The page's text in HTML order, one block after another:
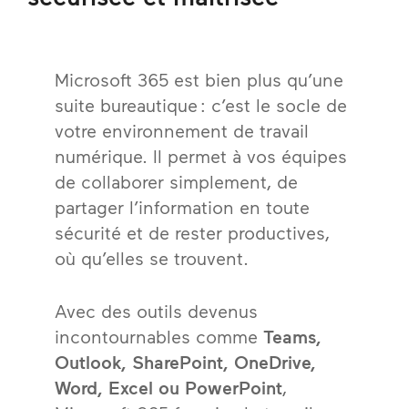
Microsoft 365 est bien plus qu’une
suite bureautique : c’est le socle de
votre environnement de travail
numérique. Il permet à vos équipes
de collaborer simplement, de
partager l’information en toute
sécurité et de rester productives,
où qu’elles se trouvent.
Avec des outils devenus
incontournables comme Teams,
Outlook, SharePoint, OneDrive,
Word, Excel ou PowerPoint,